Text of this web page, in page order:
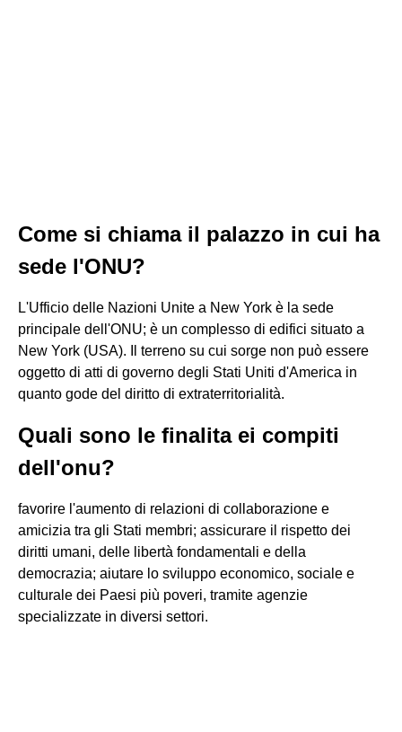
Come si chiama il palazzo in cui ha
sede l'ONU?
L'Ufficio delle Nazioni Unite a New York è la sede
principale dell'ONU; è un complesso di edifici situato a
New York (USA). Il terreno su cui sorge non può essere
oggetto di atti di governo degli Stati Uniti d'America in
quanto gode del diritto di extraterritorialità.
Quali sono le finalita ei compiti
dell'onu?
favorire l'aumento di relazioni di collaborazione e
amicizia tra gli Stati membri; assicurare il rispetto dei
diritti umani, delle libertà fondamentali e della
democrazia; aiutare lo sviluppo economico, sociale e
culturale dei Paesi più poveri, tramite agenzie
specializzate in diversi settori.